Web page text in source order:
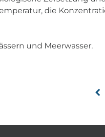
die
und Meerwasser.